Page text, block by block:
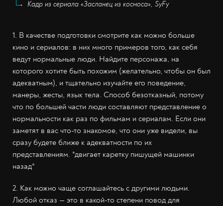
Кадр из сериала «Засланец из космоса», SyFy
1. В качестве подготовки смотрите как можно больше
кино и сериалов: в них много примеров того, как себя
ведут нормальные люди. Найдите персонажа, на
которого хотите быть похожим (желательно, чтобы он был
адекватным), и тщательно изучайте его поведение,
манеры, жесты, язык тела. Способ безотказный, потому
что по большей части люди составляют представление о
нормальности как раз по фильмам и сериалам. Если они
заметят в вас что-то знакомое, что они уже видели, вы
сразу будете ближе к адекватности по их
представлениям. *двигает каретку пишущей машинки
назад*
2. Как можно чаще соглашайтесь с другими людьми.
Любой отказ — это в какой-то степени повод для